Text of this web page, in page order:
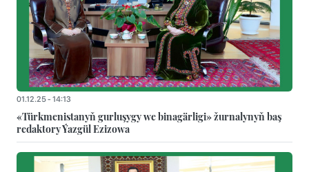
01.12.25 - 14:13
«Türkmenistanyň gurluşygy we binagärligi» žurnalynyň baş
redaktory Ýazgül Ezizowa